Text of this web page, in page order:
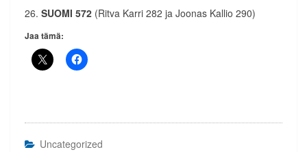
26. SUOMI 572 (Ritva Karri 282 ja Joonas Kallio 290)
Jaa tämä:
Uncategorized